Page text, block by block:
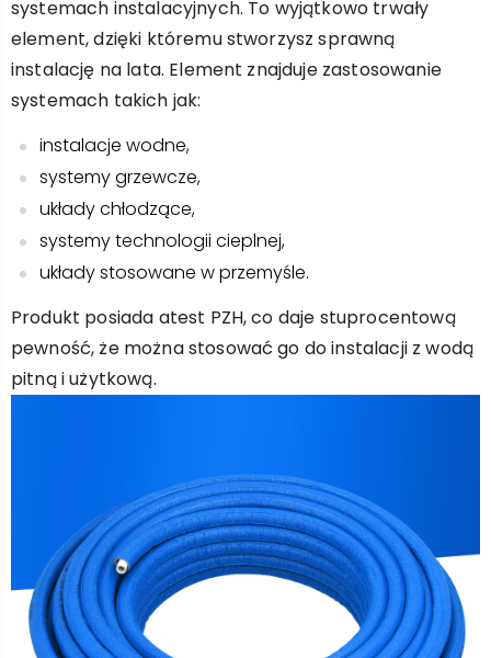
systemach instalacyjnych. To wyjątkowo trwały
element, dzięki któremu stworzysz sprawną
instalację na lata. Element znajduje zastosowanie
systemach takich jak:
instalacje wodne,
systemy grzewcze,
układy chłodzące,
systemy technologii cieplnej,
układy stosowane w przemyśle.
Produkt posiada atest PZH, co daje stuprocentową
pewność, że można stosować go do instalacji z wodą
pitną i użytkową.